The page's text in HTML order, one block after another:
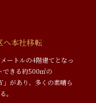
へ本社移転
ートルの4階建てとなっ
できる約500㎡の
」があり、多くの素晴ら
。